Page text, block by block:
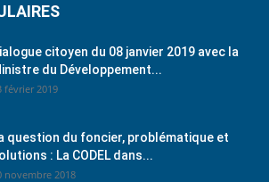
citoyen du 08 janvier 2019 avec la
du Développement...
février 2019
question du foncier, problématique et
: La CODEL dans...
novembre 2018